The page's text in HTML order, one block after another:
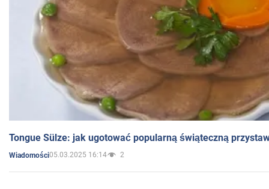
Tongue Sülze: jak ugotować popularną świąteczną
Wiadomości05.03.2025 16:14 2